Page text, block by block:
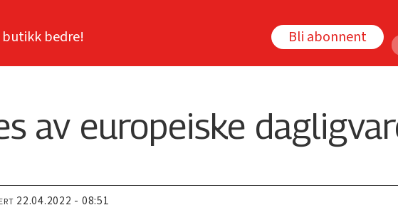
bedre! Bli abonnent
av europeiske
22.04.2022 - 08:51